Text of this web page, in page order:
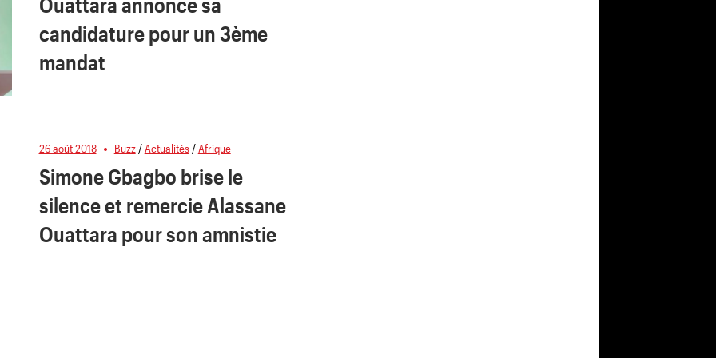
candidature pour un 3ème
mandat
26 août 2018 Buzz/Actualités/Afrique
Simone Gbagbo brise le
silence et remercie Alassane
Ouattara pour son amnistie